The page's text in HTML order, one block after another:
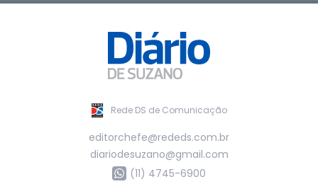
Rede DS de Comunicação
editorchefe@rededs.com.br
diariodesuzano@gmail.com
(11) 4745-6900